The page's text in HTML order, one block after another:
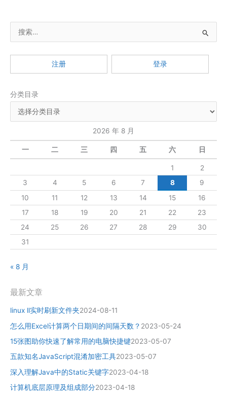
索
：
注册
登录
分类目录
2026 年 8 月
一 二 三 四 五 六 日
1
2
3
4 5 6 7 8
9
10
11 12 13 14 15
16
17
18 19 20 21 22
23
24
25 26 27 28 29
30
31
« 8 月
最新文章
linux ll实时刷新文件夹2024-08-11
怎么用Excel计算两个日期间的间隔天数？ 2023-05-24
15张图助你快速了解常用的电脑快捷键2023-05-07
五款知名JavaScript混淆加密工具2023-05-07
深入理解Java中的Static关键字2023-04-18
计算机底层原理及组成部分2023-04-18